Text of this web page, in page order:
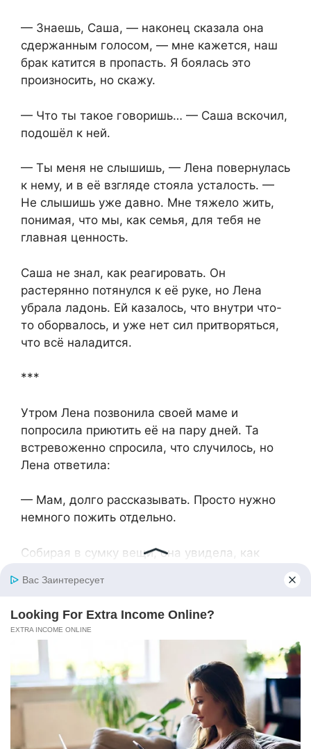
— Знаешь, Саша, — наконец сказала она
сдержанным голосом, — мне кажется, наш
брак катится в пропасть. Я боялась это
произносить, но скажу.
— Что ты такое говоришь… — Саша вскочил,
подошёл к ней.
— Ты меня не слышишь, — Лена повернулась
к нему, и в её взгляде стояла усталость. —
Не слышишь уже давно. Мне тяжело жить,
понимая, что мы, как семья, для тебя не
главная ценность.
Саша не знал, как реагировать. Он
растерянно потянулся к её руке, но Лена
убрала ладонь. Ей казалось, что внутри что-
то оборвалось, и уже нет сил притворяться,
что всё наладится.
***
Утром Лена позвонила своей маме и
попросила приютить её на пару дней. Та
встревоженно спросила, что случилось, но
Лена ответила:
— Мам, долго рассказывать. Просто нужно
немного пожить отдельно.
Собирая в сумку вещи, она увидела, как
прикусив губу.
— Уходишь?
— Уезжаю к маме, — коротко кивнула Лена.
— Мне нужно время подумать.
— Лен, может, поговорим ещё? Я не хочу,
чтобы ты уезжала.